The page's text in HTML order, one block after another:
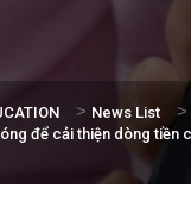
> News List >
để cải thiện dòng tiền